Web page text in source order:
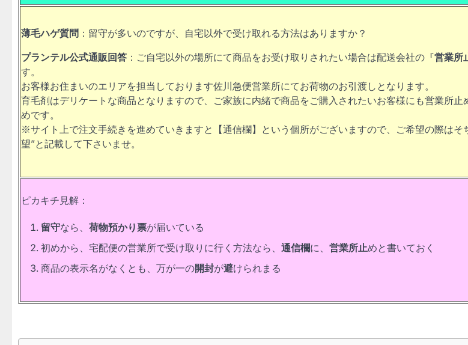
薄毛ハゲ質問 ：留守が多いのですが、自宅以外で受け取れる方法はありますか？
プランテル公式通販回答 ：ご自宅以外の場所にて商品をお受け取りされたい場合は配送会社の『営業所
す。
お客様お住まいのエリアを担当しております佐川急便営業所にてお荷物のお引渡しとなります。
育毛剤はデリケートな商品となりますので、ご家族に内緒で商品をご購入されたいお客様にも営業所止
めです。
※サイト上で注文手続きを進めていきますと【通信欄】という個所がございますので、ご希望の際はそ
望”と記載して下さいませ。
ピカキチ見解：
留守なら、 荷物預かり票が届いている
初めから、宅配便の営業所で受け取りに行く方法なら、 通信欄に、 営業所止めと書いておく
商品の表示名がなくとも、万が一の開封が避けられまる